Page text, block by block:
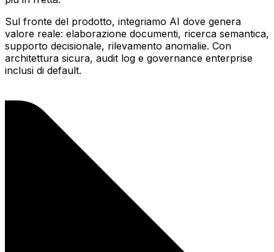
Sul fronte del prodotto, integriamo AI dove genera
valore reale: elaborazione documenti, ricerca semantica,
supporto decisionale, rilevamento anomalie. Con
architettura sicura, audit log e governance enterprise
inclusi di default.